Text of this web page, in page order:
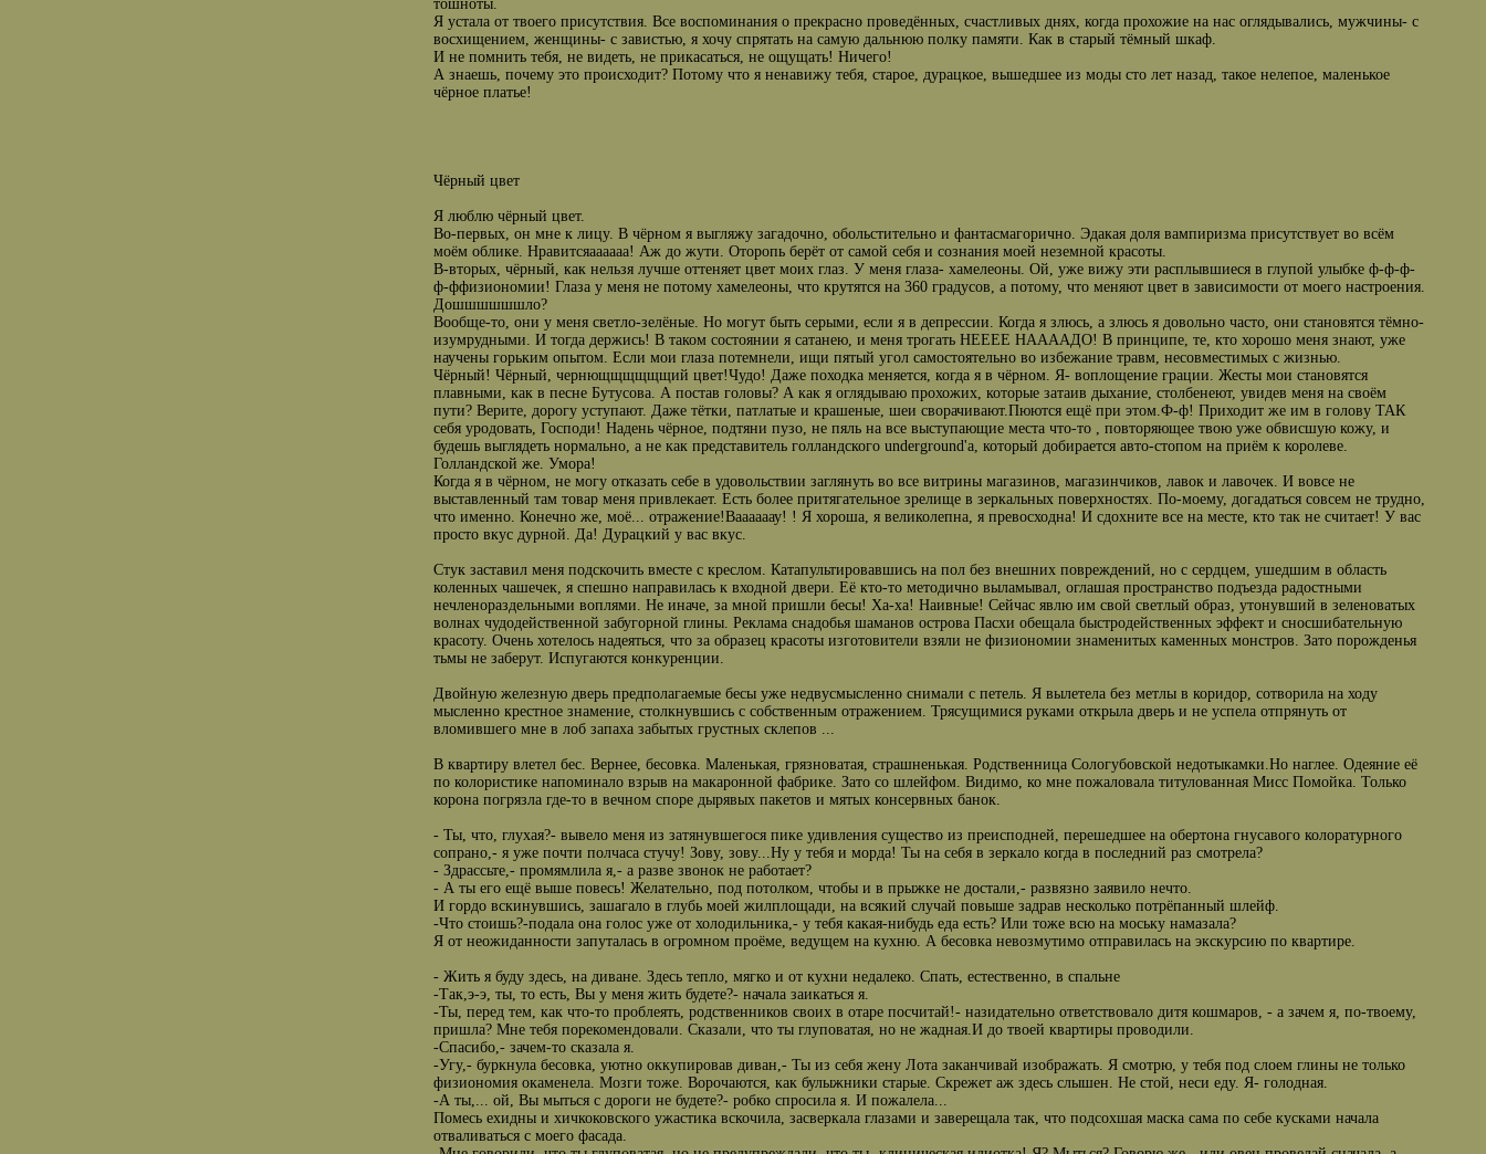
тошноты.
Я устала от твоего присутствия. Все воспоминания о прекрасно проведённых, счастливых днях, когда прохожие на нас оглядывались, мужчины- с
восхищением, женщины- с завистью, я хочу спрятать на самую дальнюю полку памяти. Как в старый тёмный шкаф.
И не помнить тебя, не видеть, не прикасаться, не ощущать! Ничего!
А знаешь, почему это происходит? Потому что я ненавижу тебя, старое, дурацкое, вышедшее из моды сто лет назад, такое нелепое, маленькое
чёрное платье!
Чёрный цвет
Я люблю чёрный цвет.
Во-первых, он мне к лицу. В чёрном я выгляжу загадочно, обольстительно и фантасмагорично. Эдакая доля вампиризма присутствует во всём
моём облике. Нравитсяаааааa! Аж до жути. Оторопь берёт от самой себя и сознания моей неземной красоты.
В-вторых, чёрный, как нельзя лучше оттеняет цвет моих глаз. У меня глаза- хамелеоны. Ой, уже вижу эти расплывшиеся в глупой улыбке ф-ф-ф-
ф-ффизиономии! Глаза у меня не потому хамелеоны, что крутятся на 360 градусов, а потому, что меняют цвет в зависимости от моего настроения.
Дошшшшшшло?
Вообще-то, они у меня светло-зелёные. Но могут быть серыми, если я в депрессии. Когда я злюсь, а злюсь я довольно часто, они становятся тёмно-
изумрудными. И тогда держись! В таком состоянии я сатанею, и меня трогать НЕEEE НАAAAДО! В принципе, те, кто хорошо меня знают, уже
научены горьким опытом. Если мои глаза потемнели, ищи пятый угол самостоятельно во избежание травм, несовместимых с жизнью.
Чёрный! Чёрный, чернющщщщщщий цвет!Чудо! Даже походка меняется, когда я в чёрном. Я- воплощение грации. Жесты мои становятся
плавными, как в песне Бутусова. А постав головы? А как я оглядываю прохожих, которые затаив дыхание, столбенеют, увидев меня на своём
пути? Верите, дорогу уступают. Даже тётки, патлатые и крашеные, шеи сворачивают.Пюются ещё при этом.Ф-ф! Приходит же им в голову ТАК
себя уродовать, Господи! Надень чёрное, подтяни пузо, не пяль на все выступающие места что-то , повторяющее твою уже обвисшую кожу, и
будешь выглядеть нормально, а не как представитель голландского underground'a, который добирается авто-стопом на приём к королеве.
Голландской же. Умора!
Когда я в чёрном, не могу отказать себе в удовольствии заглянуть во все витрины магазинов, магазинчиков, лавок и лавочек. И вовсе не
выставленный там товар меня привлекает. Есть более притягательное зрелище в зеркальных поверхностях. По-моему, догадаться совсем не трудно,
что именно. Конечно же, моё... отражение!Ваааааау! ! Я хороша, я великолепна, я превосходна! И сдохните все на месте, кто так не считает! У вас
просто вкус дурной. Да! Дурацкий у вас вкус.
Стук заставил меня подскочить вместе с креслом. Катапультировавшись на пол без внешних повреждений, но с сердцем, ушедшим в область
коленных чашечек, я спешно направилась к входной двери. Её кто-то методично выламывал, оглашая пространство подъезда радостными
нечленораздельными воплями. Не иначе, за мной пришли бесы! Ха-ха! Наивные! Сейчас явлю им свой светлый образ, утонувший в зеленоватых
волнах чудодейственной забугорной глины. Реклама снадобья шаманов острова Пасхи обещала быстродейственных эффект и сносшибательную
красоту. Очень хотелось надеяться, что за образец красоты изготовители взяли не физиономии знаменитых каменных монстров. Зато порожденья
тьмы не заберут. Испугаются конкуренции.
Двойную железную дверь предполагаемые бесы уже недвусмысленно снимали с петель. Я вылетела без метлы в коридор, сотворила на ходу
мысленно крестное знамение, столкнувшись с собственным отражением. Трясущимися руками открыла дверь и не успела отпрянуть от
вломившего мне в лоб запаха забытых грустных склепов ...
В квартиру влетел бес. Вернее, бесовка. Маленькая, грязноватая, страшненькая. Родственница Сологубовской недотыкамки.Ho наглее. Одеяние её
по колористике напоминало взрыв на макаронной фабрике. Зато со шлейфом. Видимо, ко мне пожаловала титулованная Мисс Помойка. Только
корона погрязла где-то в вечном споре дырявых пакетов и мятых консервных банок.
- Ты, что, глухая?- вывело меня из затянувшегося пике удивления существо из преисподней, перешедшеe на обертона гнусавого колоратурного
сопрано,- я уже почти полчаса стучу! Зову, зову...Ну у тебя и морда! Ты на себя в зеркало когда в последний раз смотрела?
- Здрассьте,- промямлила я,- а разве звонок не работает?
- А ты его ещё выше повесь! Желательно, под потолком, чтобы и в прыжке не достали,- развязно заявило нечто.
И гордо вскинувшись, зашагало в глубь моей жилплощади, на всякий случай повыше задрав несколько потрёпанный шлейф.
-Что стоишь?-подала она голос уже от холодильника,- у тебя какая-нибудь еда есть? Или тоже всю на моську намазала?
Я от неожиданности запуталась в огромном проёме, ведущем на кухню. А бесовка невозмутимо отправилась на экскурсию по квартире.
- Жить я буду здесь, на диване. Здесь тепло, мягко и от кухни недалеко. Спать, естественно, в спальне
-Так,э-э, ты, то есть, Вы у меня жить будете?- начала заикаться я.
-Ты, перед тем, как что-то проблеять, родственников своих в отаре посчитай!- назидательно ответствовало дитя кошмаров, - а зачем я, по-твоему,
пришла? Мне тебя порекомендовали. Сказали, что ты глуповатая, но не жадная.И до твоей квартиры проводили.
-Спасибо,- зачем-то сказала я.
-Угу,- буркнула бесовка, уютно оккупировав диван,- Ты из себя жену Лота заканчивай изображать. Я смотрю, у тебя под слоем глины не только
физиономия окаменела. Мозги тоже. Ворочаются, как булыжники старые. Скрежет аж здесь слышен. Не стой, неси еду. Я- голодная.
-А ты,... ой, Вы мыться с дороги не будете?- робко спросила я. И пожалела...
Помесь ехидны и хичкоковского ужастика вскочила, засверкала глазами и заверещала так, что подсохшая маска сама по себе кусками начала
отваливаться с моего фасада.